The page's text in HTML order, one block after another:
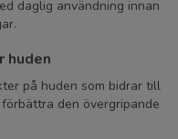
daglig användning innan
huden
på huden som bidrar till
den övergripande